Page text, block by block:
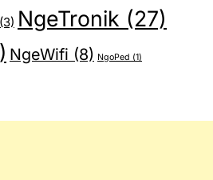
(3) NgeTronik (27)
NgeWifi (8) NgoPed (1)